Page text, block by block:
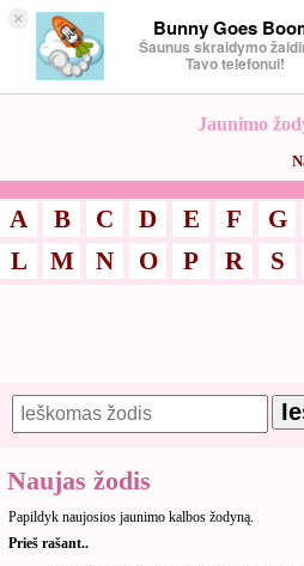
× Bunny Goes
Šaunus skraidymo
Tavo telefonui!
Jaunimo
A B C D E F G
L
M N O P R S
Naujas žodis
Papildyk naujosios jaunimo kalbos žodyną.
Prieš rašant..